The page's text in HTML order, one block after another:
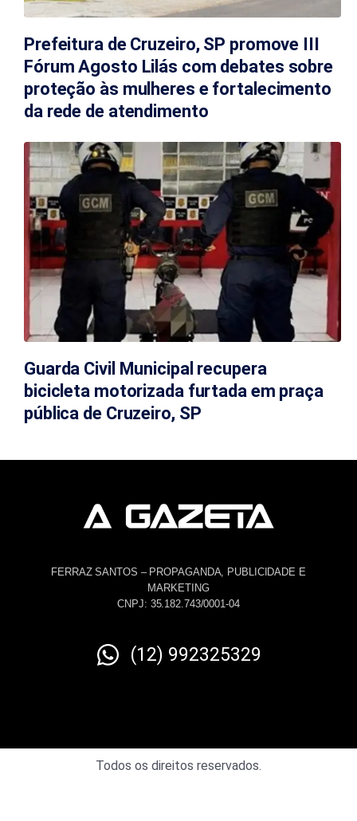
Prefeitura de Cruzeiro, SP promove III
Fórum Agosto Lilás com debates sobre
proteção às mulheres e fortalecimento
da rede de atendimento
Guarda Civil Municipal recupera
bicicleta motorizada furtada em praça
pública de Cruzeiro, SP
FERRAZ SANTOS – PROPAGANDA, PUBLICIDADE E
MARKETING
CNPJ: 35.182.743/0001-04
(12) 992325329
Todos os direitos reservados.